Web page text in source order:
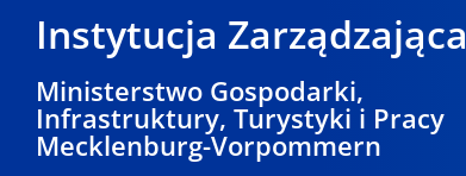
Instytucja Zarządzająca
Ministerstwo Gospodarki,
Infrastruktury, Turystyki i Pracy
Mecklenburg-Vorpommern